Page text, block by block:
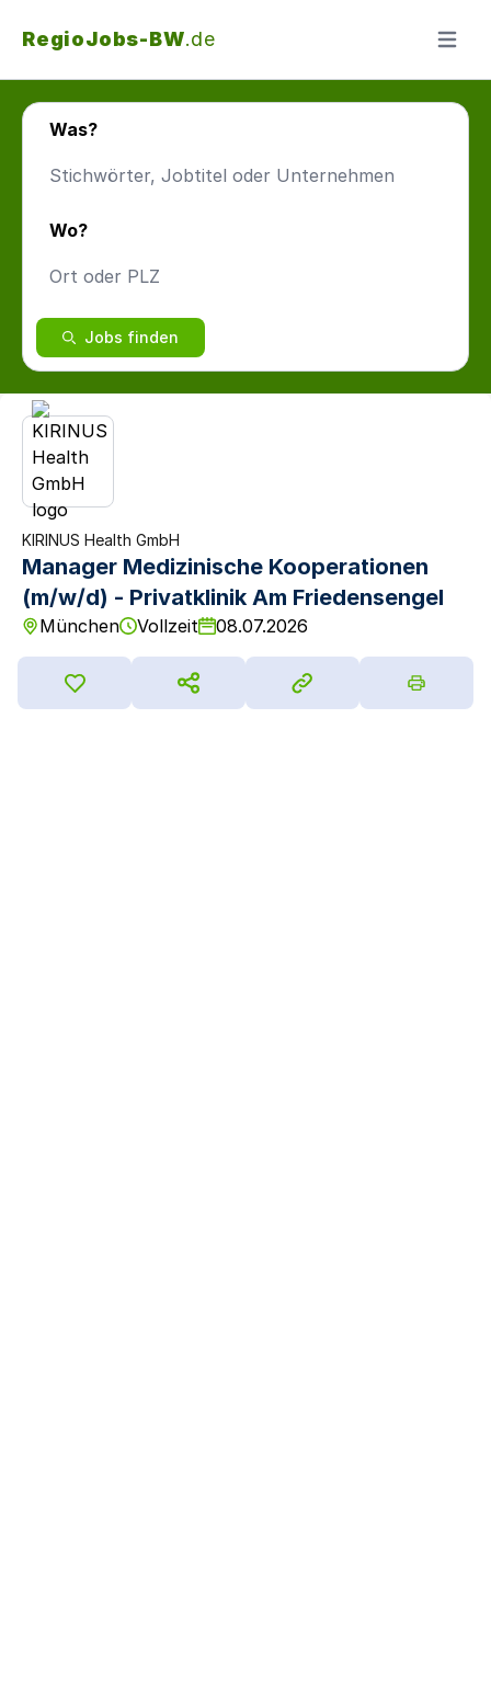
RegioJobs-BW.de Menü
Was?
Wo?
Jobs finden
KIRINUS Health GmbH
Manager Medizinische Kooperationen
(m/w/d) - Privatklinik Am Friedensengel
München Vollzeit 08.07.2026